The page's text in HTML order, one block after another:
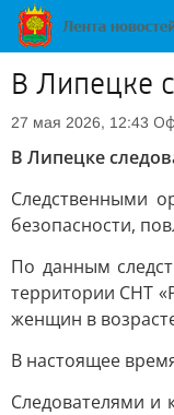
В Липецке
27 мая 2026, 12:43
В Липецке
Следственными
безопасности,
По данным
территории СНТ
женщин в
В настоящее
Следователями и